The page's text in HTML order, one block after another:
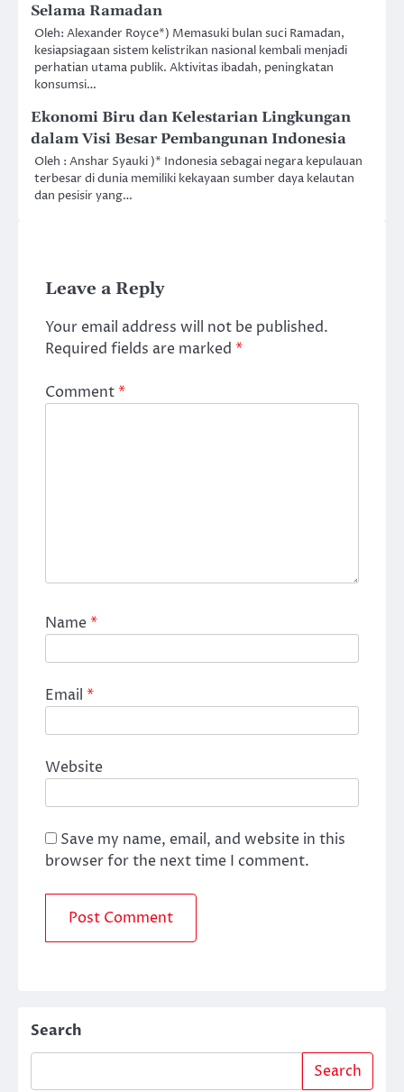
Selama Ramadan
Oleh: Alexander Royce*) Memasuki bulan suci Ramadan,
kesiapsiagaan sistem kelistrikan nasional kembali menjadi
perhatian utama publik. Aktivitas ibadah, peningkatan
konsumsi…
Ekonomi Biru dan Kelestarian Lingkungan
dalam Visi Besar Pembangunan Indonesia
Oleh : Anshar Syauki )* Indonesia sebagai negara kepulauan
terbesar di dunia memiliki kekayaan sumber daya kelautan
dan pesisir yang…
Leave a Reply
Your email address will not be published.
Required fields are marked *
Comment*
Name*
Email *
Website
Save my name, email, and website in this
browser for the next time I comment.
Search
Search